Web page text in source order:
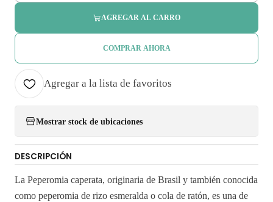
AGREGAR AL CARRO
COMPRAR AHORA
Agregar a la lista de favoritos
Mostrar stock de ubicaciones
DESCRIPCIÓN
La Peperomia caperata, originaria de Brasil y también conocida
como peperomia de rizo esmeralda o cola de ratón, es una de